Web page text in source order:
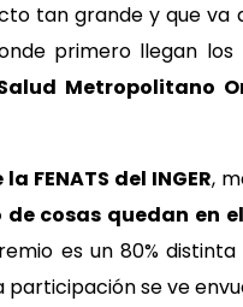
tan grande y que va
primero llegan los
Metropolitano
FENATS del INGER,
cosas quedan en
es un 80%
se ve